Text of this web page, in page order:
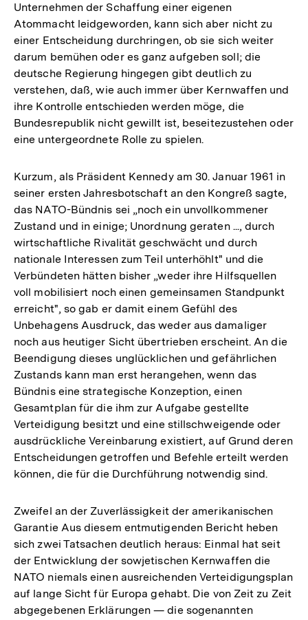
Unternehmen der Schaffung einer eigenen
Atommacht leidgeworden, kann sich aber nicht zu
einer Entscheidung durchringen, ob sie sich weiter
darum bemühen oder es ganz aufgeben soll; die
deutsche Regierung hingegen gibt deutlich zu
verstehen, daß, wie auch immer über Kernwaffen und
ihre Kontrolle entschieden werden möge, die
Bundesrepublik nicht gewillt ist, beseitezustehen oder
eine untergeordnete Rolle zu spielen.
Kurzum, als Präsident Kennedy am 30. Januar 1961 in
seiner ersten Jahresbotschaft an den Kongreß sagte,
das NATO-Bündnis sei „noch ein unvollkommener
Zustand und in einige; Unordnung geraten ..., durch
wirtschaftliche Rivalität geschwächt und durch
nationale Interessen zum Teil unterhöhlt" und die
Verbündeten hätten bisher „weder ihre Hilfsquellen
voll mobilisiert noch einen gemeinsamen Standpunkt
erreicht", so gab er damit einem Gefühl des
Unbehagens Ausdruck, das weder aus damaliger
noch aus heutiger Sicht übertrieben erscheint. An die
Beendigung dieses unglücklichen und gefährlichen
Zustands kann man erst herangehen, wenn das
Bündnis eine strategische Konzeption, einen
Gesamtplan für die ihm zur Aufgabe gestellte
Verteidigung besitzt und eine stillschweigende oder
ausdrückliche Vereinbarung existiert, auf Grund deren
Entscheidungen getroffen und Befehle erteilt werden
können, die für die Durchführung notwendig sind.
Zweifel an der Zuverlässigkeit der amerikanischen
Garantie Aus diesem entmutigenden Bericht heben
sich zwei Tatsachen deutlich heraus: Einmal hat seit
der Entwicklung der sowjetischen Kernwaffen die
NATO niemals einen ausreichenden Verteidigungsplan
auf lange Sicht für Europa gehabt. Die von Zeit zu Zeit
abgegebenen Erklärungen — die sogenannten